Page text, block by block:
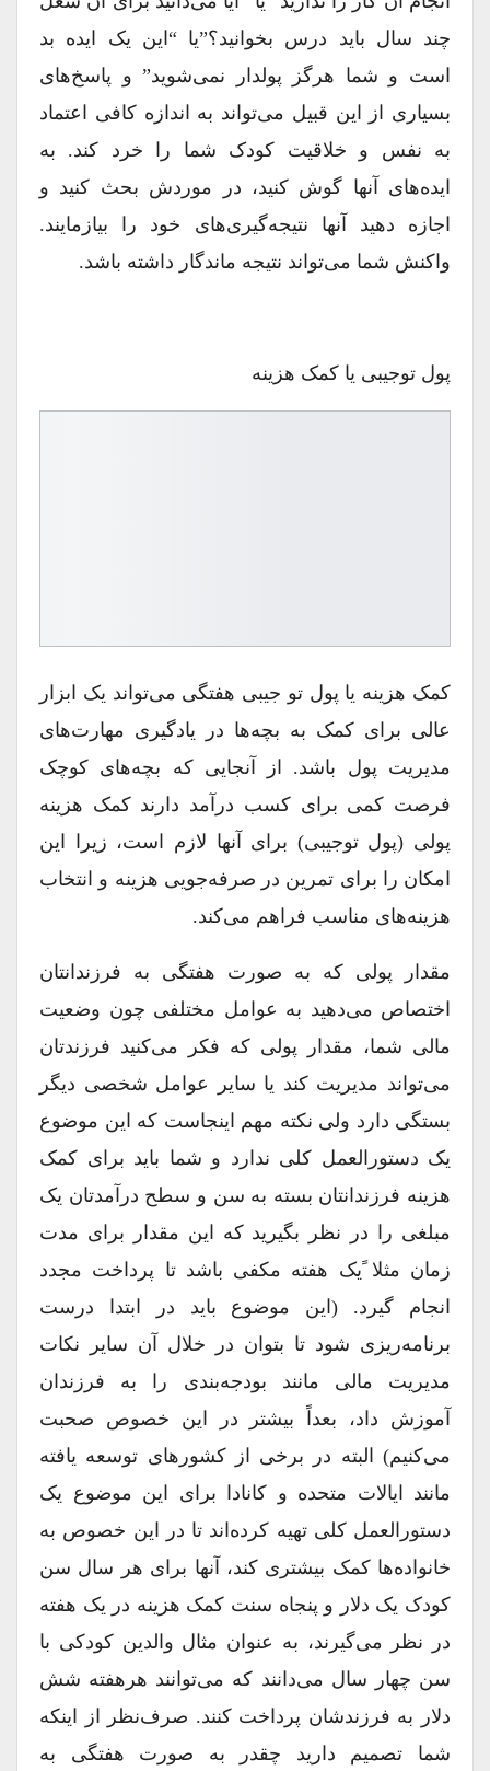
چند سال باید درس بخوانید؟”یا “این یک ایده بد
است و شما هرگز پولدار نمی‌شوید” و پاسخ‌های
بسیاری از این قبیل می‌تواند به اندازه کافی اعتماد
به نفس و خلاقیت کودک شما را خرد کند. به
ایده‌های آنها گوش کنید، در موردش بحث کنید و
اجازه دهید آنها نتیجه‌گیری‌های خود را بیازمایند.
واکنش شما می‌تواند نتیجه ماندگار داشته باشد.
پول توجیبی یا کمک هزینه
کمک هزینه یا پول تو جیبی هفتگی می‌تواند یک ابزار
عالی برای کمک به بچه‌ها در یادگیری مهارت‌های
مدیریت پول باشد. از آنجایی که بچه‌های کوچک
فرصت کمی برای کسب درآمد دارند کمک هزینه
پولی (پول توجیبی) برای آنها لازم است، زیرا این
امکان را برای تمرین در صرفه‌جویی هزینه و انتخاب
هزینه‌های مناسب فراهم می‌کند.
مقدار پولی که به صورت هفتگی به فرزندانتان
اختصاص می‌دهید به عوامل مختلفی چون وضعیت
مالی شما، مقدار پولی که فکر می‌کنید فرزندتان
می‌تواند مدیریت کند یا سایر عوامل شخصی دیگر
بستگی دارد ولی نکته مهم اینجاست که این موضوع
یک دستورالعمل کلی ندارد و شما باید برای کمک
هزینه فرزندانتان بسته به سن و سطح درآمدتان یک
مبلغی را در نظر بگیرید که این مقدار برای مدت
زمان مثلا ًیک هفته مکفی باشد تا پرداخت مجدد
انجام گیرد. (این موضوع باید در ابتدا درست
برنامه‌ریزی شود تا بتوان در خلال آن سایر نکات
مدیریت مالی مانند بودجه‌بندی را به فرزندان
آموزش داد، بعداً بیشتر در این خصوص صحبت
می‌کنیم) البته در برخی از کشورهای توسعه یافته
مانند ایالات متحده و کانادا برای این موضوع یک
دستورالعمل کلی تهیه کرده‌اند تا در این خصوص به
خانواده‌ها کمک بیشتری ‌کند، آنها برای هر سال سن
کودک یک دلار و پنجاه سنت کمک هزینه در یک هفته
در نظر می‌گیرند، به عنوان مثال والدین کودکی با
سن چهار سال می‌دانند که می‌توانند هرهفته شش
دلار به فرزندشان پرداخت کنند. صرف‌نظر از اینکه
شما تصمیم دارید چقدر به صورت هفتگی به